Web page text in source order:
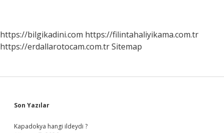
https://bilgikadini.com https://filintahaliyikama.com.tr
https://erdallarotocam.com.trSitemap
Sidebar
Son Yazılar
Kapadokya hangi ildeydi ?